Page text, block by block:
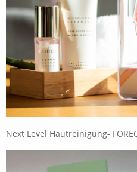
Next Level Hautreinigung-